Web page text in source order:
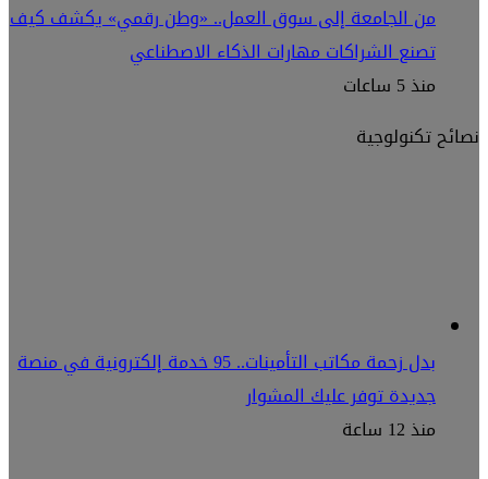
من الجامعة إلى سوق العمل.. «وطن رقمي» يكشف كيف
تصنع الشراكات مهارات الذكاء الاصطناعي
منذ 5 ساعات
نصائح تكنولوجية
بدل زحمة مكاتب التأمينات.. 95 خدمة إلكترونية في منصة
جديدة توفر عليك المشوار
منذ 12 ساعة